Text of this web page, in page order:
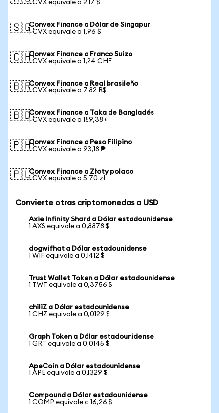
1 CVX equivale a 2,17 $
🇸🇬Convex Finance a Dólar de Singapur
1 CVX equivale a 1,96 $
🇨🇭Convex Finance a Franco Suizo
1 CVX equivale a 1,24 CHF
🇧🇷Convex Finance a Real brasileño
1 CVX equivale a 7,82 R$
🇧🇩Convex Finance a Taka de Bangladés
1 CVX equivale a 189,38 ৳
🇵🇭Convex Finance a Peso Filipino
1 CVX equivale a 93,18 ₱
🇵🇱Convex Finance a Złoty polaco
1 CVX equivale a 5,70 zł
Convierte otras criptomonedas a USD
Axie Infinity Shard a Dólar estadounidense
1 AXS equivale a 0,8878 $
dogwifhat a Dólar estadounidense
1 WIF equivale a 0,1412 $
Trust Wallet Token a Dólar estadounidense
1 TWT equivale a 0,3756 $
chiliZ a Dólar estadounidense
1 CHZ equivale a 0,0129 $
Graph Token a Dólar estadounidense
1 GRT equivale a 0,0145 $
ApeCoin a Dólar estadounidense
1 APE equivale a 0,1329 $
Compound a Dólar estadounidense
1 COMP equivale a 16,26 $